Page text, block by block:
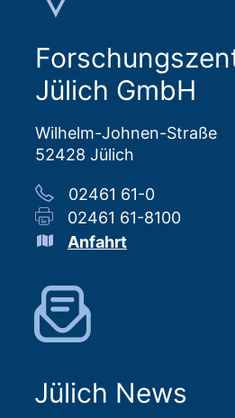
Jülich GmbH
Wilhelm-Johnen-Straße
52428 Jülich
02461 61-0
02461 61-8100
Anfahrt
Jülich News